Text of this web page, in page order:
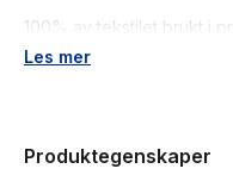
100% av tekstilet brukt i
43 resirkulerte plastflasker.
Utvendig rom for
Les mer
Produktegenskaper